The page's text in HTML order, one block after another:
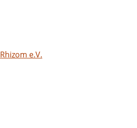
Rhizom e.V.